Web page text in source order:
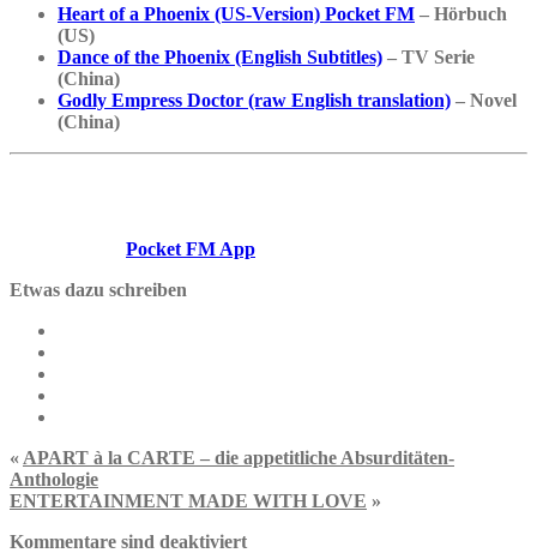
Heart of a Phoenix (US-Version) Pocket FM – Hörbuch
(US)
Dance of the Phoenix (English Subtitles) – TV Serie
(China)
Godly Empress Doctor (raw English translation) – Novel
(China)
Pocket FM App
Etwas dazu schreiben
« APART à la CARTE – die appetitliche Absurditäten-
Anthologie
ENTERTAINMENT MADE WITH LOVE »
Kommentare sind deaktiviert